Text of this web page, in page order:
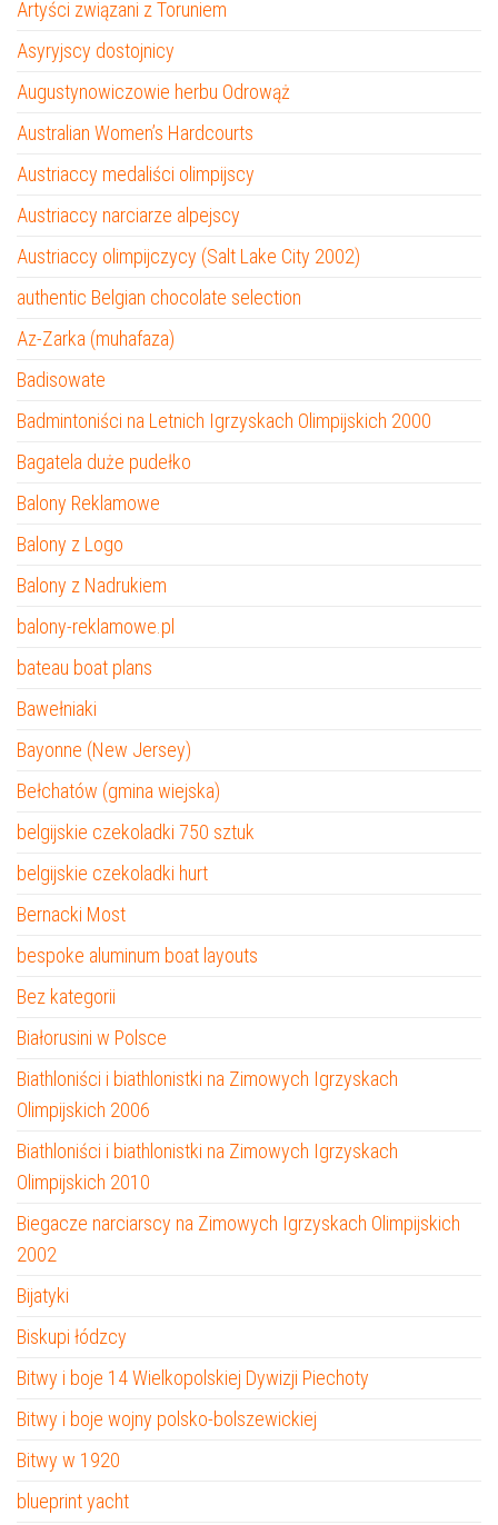
Artyści związani z Toruniem
Asyryjscy dostojnicy
Augustynowiczowie herbu Odrowąż
Australian Women’s Hardcourts
Austriaccy medaliści olimpijscy
Austriaccy narciarze alpejscy
Austriaccy olimpijczycy (Salt Lake City 2002)
authentic Belgian chocolate selection
Az-Zarka (muhafaza)
Badisowate
Badmintoniści na Letnich Igrzyskach Olimpijskich 2000
Bagatela duże pudełko
Balony Reklamowe
Balony z Logo
Balony z Nadrukiem
balony-reklamowe.pl
bateau boat plans
Bawełniaki
Bayonne (New Jersey)
Bełchatów (gmina wiejska)
belgijskie czekoladki 750 sztuk
belgijskie czekoladki hurt
Bernacki Most
bespoke aluminum boat layouts
Bez kategorii
Białorusini w Polsce
Biathloniści i biathlonistki na Zimowych Igrzyskach
Olimpijskich 2006
Biathloniści i biathlonistki na Zimowych Igrzyskach
Olimpijskich 2010
Biegacze narciarscy na Zimowych Igrzyskach Olimpijskich
2002
Bijatyki
Biskupi łódzcy
Bitwy i boje 14 Wielkopolskiej Dywizji Piechoty
Bitwy i boje wojny polsko-bolszewickiej
Bitwy w 1920
blueprint yacht